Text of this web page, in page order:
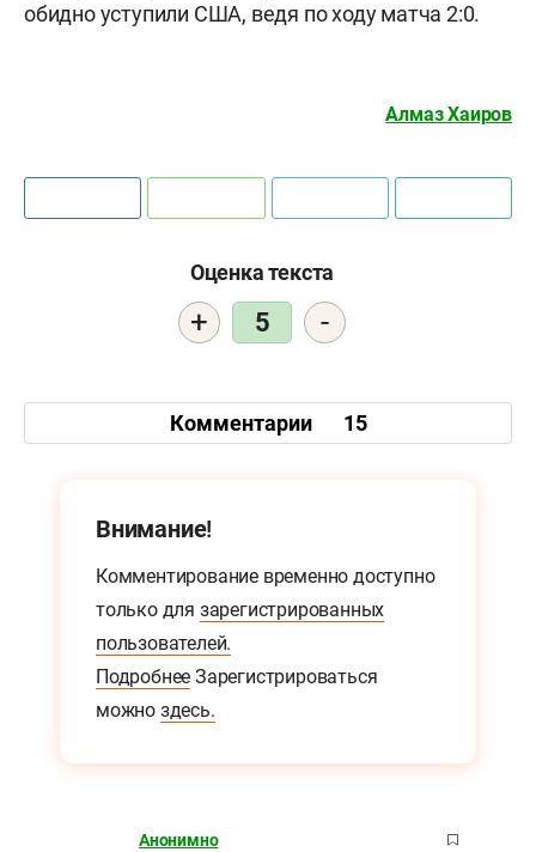
обидно уступили США, ведя по ходу матча 2:0.
Алмаз Хаиров
Оценка текста
+ 5 -
Комментарии 15
Внимание!
Комментирование временно доступно
только для зарегистрированных
пользователей.
Подробнее Зарегистрироваться
можно здесь.
Анонимно